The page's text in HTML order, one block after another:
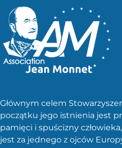
Głównym celem
początku jego istnienia jest
pamięci i spuścizny
jest za jednego z ojców